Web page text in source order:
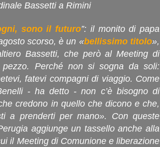
sono il futuro”: il monito di papa
scorso, è un «bellissimo titolo»,
Bassetti, che però al Meeting di
Perché non si sogna da soli:
fatevi compagni di viaggio. Come
- ha detto - non c’è bisogno di
credono in quello che dicono e che,
a prenderti per mano». Con queste
aggiunge un tassello anche alla
il Meeting di Comunione e liberazione